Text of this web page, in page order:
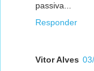
passiva...
Responder
Vitor Alves